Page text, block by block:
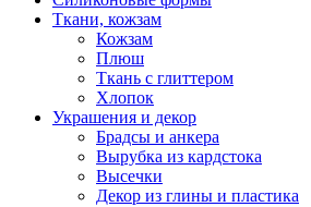
Ткани, кожзам
Кожзам
Плюш
Ткань с глиттером
Хлопок
Украшения и декор
Брадсы и анкера
Вырубка из кардстока
Высечки
Декор из глины и пластика